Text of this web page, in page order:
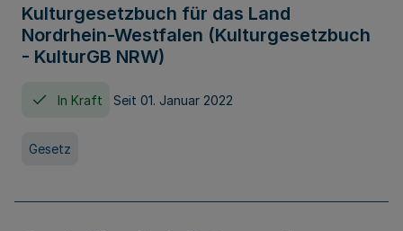
Kulturgesetzbuch für das Land
Nordrhein-Westfalen (Kulturgesetzbuch
- KulturGB NRW)
In Kraft Seit 01. Januar 2022
Gesetz